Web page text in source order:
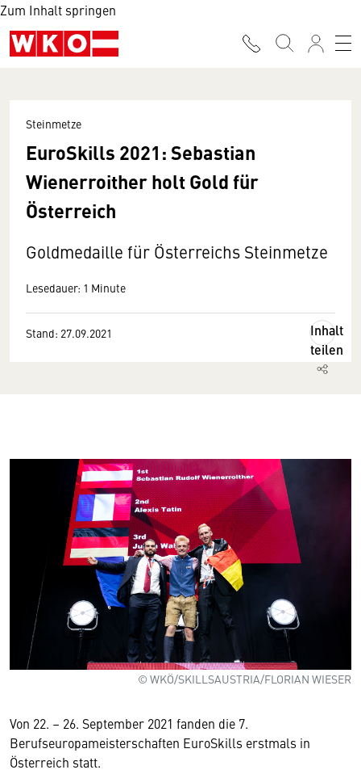
Zum Inhalt springen
Steinmetze
EuroSkills 2021: Sebastian
Wienerroither holt Gold für
Österreich
Goldmedaille für Österreichs Steinmetze
Lesedauer: 1 Minute
Stand: 27.09.2021
Inhalt
teilen
© WKÖ/SKILLSAUSTRIA/FLORIAN WIESER
Von 22. – 26. September 2021 fanden die 7.
Berufseuropameisterschaften EuroSkills erstmals in
Österreich statt.